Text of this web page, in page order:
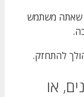
שאתה משתמש
להתחזק.
או